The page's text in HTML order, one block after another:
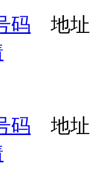
码 地址
码 地址